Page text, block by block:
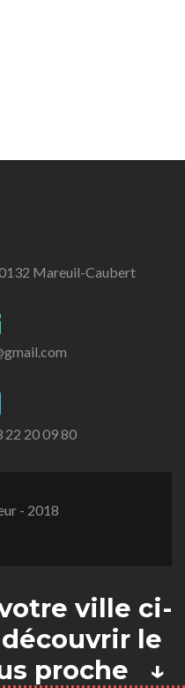
Mareuil-Caubert
22 20 09 80
- 2018
ville ci-
le
proche ↓